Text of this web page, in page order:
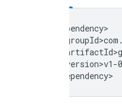
<dependency>
<version>v1-